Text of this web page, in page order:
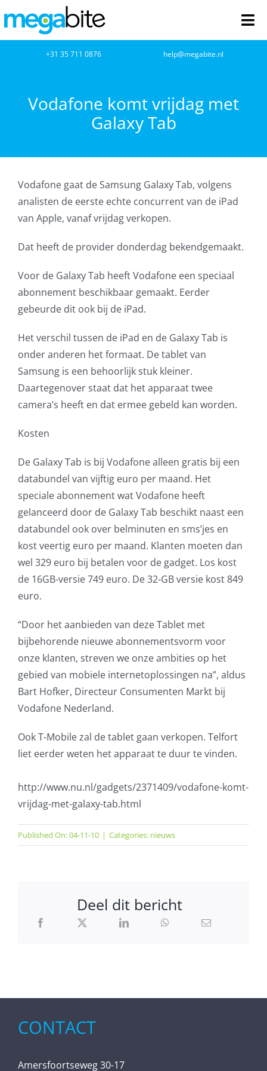
naar
inhoud
Cloud Computing
VOIP
Microsoft NCE
AVG
Office365
Glasvezelverbindingen
Microsoft software licenties
WordPress SLA Contract
Contact
+31 35 711 0876 help@megabite.nl
Vodafone komt vrijdag met
Galaxy Tab
Vodafone gaat de Samsung Galaxy Tab, volgens
analisten de eerste echte concurrent van de iPad
van Apple, vanaf vrijdag verkopen.
Dat heeft de provider donderdag bekendgemaakt.
Voor de Galaxy Tab heeft Vodafone een speciaal
abonnement beschikbaar gemaakt. Eerder
gebeurde dit ook bij de iPad.
Het verschil tussen de iPad en de Galaxy Tab is
onder anderen het formaat. De tablet van
Samsung is een behoorlijk stuk kleiner.
Daartegenover staat dat het apparaat twee
camera’s heeft en dat ermee gebeld kan worden.
Kosten
De Galaxy Tab is bij Vodafone alleen gratis bij een
databundel van vijftig euro per maand. Het
speciale abonnement wat Vodafone heeft
gelanceerd door de Galaxy Tab beschikt naast een
databundel ook over belminuten en sms’jes en
kost veertig euro per maand. Klanten moeten dan
wel 329 euro bij betalen voor de gadget. Los kost
de 16GB-versie 749 euro. De 32-GB versie kost 849
euro.
“Door het aanbieden van deze Tablet met
bijbehorende nieuwe abonnementsvorm voor
onze klanten, streven we onze ambities op het
gebied van mobiele internetoplossingen na”, aldus
Bart Hofker, Directeur Consumenten Markt bij
Vodafone Nederland.
Ook T-Mobile zal de tablet gaan verkopen. Telfort
liet eerder weten het apparaat te duur te vinden.
http://www.nu.nl/gadgets/2371409/vodafone-komt-
vrijdag-met-galaxy-tab.html
Published On: 04-11-10 | Categories: nieuws
Deel dit bericht
CONTACT
Amersfoortseweg 30-17